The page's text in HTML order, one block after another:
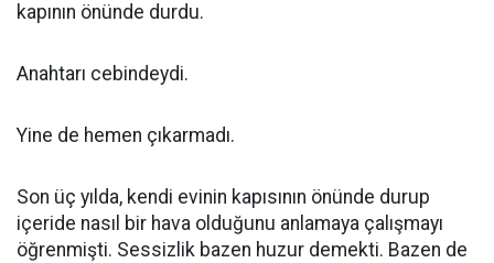
kapının önünde durdu.
Anahtarı cebindeydi.
Yine de hemen çıkarmadı.
Son üç yılda, kendi evinin kapısının önünde durup
içeride nasıl bir hava olduğunu anlamaya çalışmayı
öğrenmişti. Sessizlik bazen huzur demekti. Bazen de